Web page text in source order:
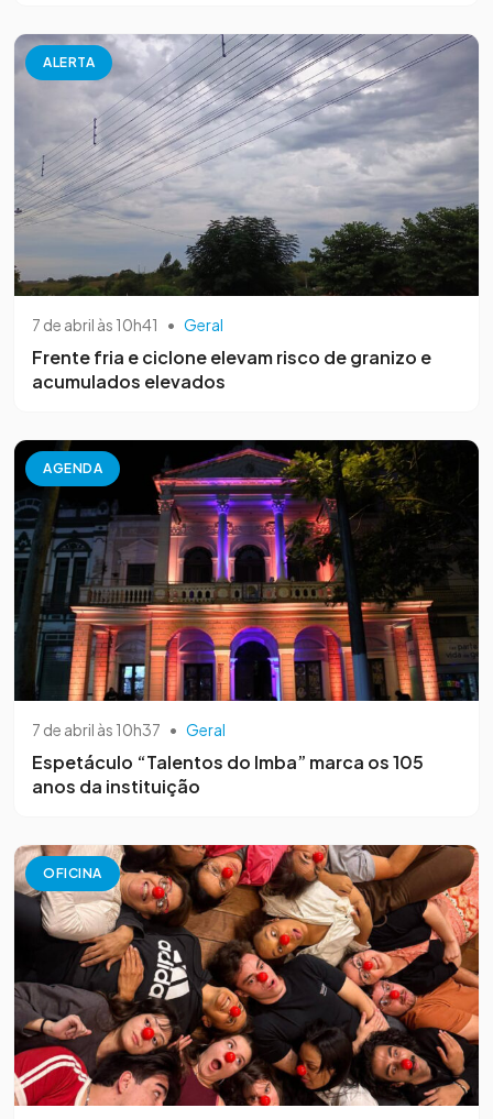
ALERTA
7 de abril às 10h41 • Geral
Frente fria e ciclone elevam risco de granizo e
acumulados elevados
AGENDA
7 de abril às 10h37 • Geral
Espetáculo “Talentos do Imba” marca os 105
anos da instituição
OFICINA